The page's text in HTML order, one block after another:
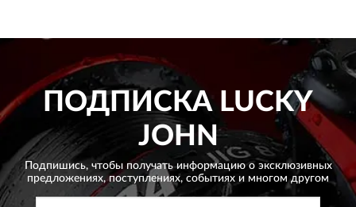
ПОДПИСКАLUCKY
JOHN
Подпишись, чтобы получать информацию о эксклюзивных
предложениях,поступлениях, событиях и многом другом